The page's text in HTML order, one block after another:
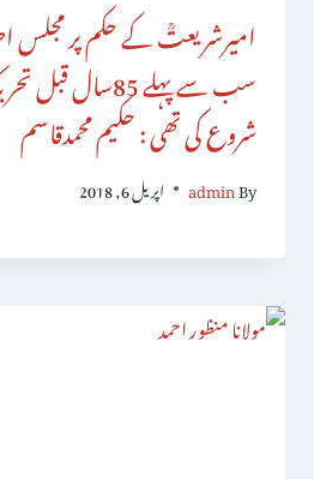
امیرشریعتؒ کے حکم پر مجلس
سب سے پہلے
شروع کی تھی : حکیم محمدقاسم
By
admin اپریل 6, 2018